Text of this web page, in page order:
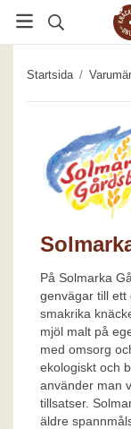
Startsida /
På Solmarka
genvägar till ett
smakrika
mjöl malt på
med omsorg
ekologiskt och
använder man
tillsatser.
äldre